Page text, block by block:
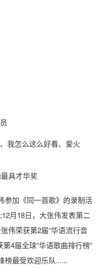
我怎么这么好看、爱火
具才华奖
参加《同一首歌》的录制活
月18日，大张伟发表第二
伟荣获第2届“华语流行音
4届全球“华语歌曲排行榜”
榜最受欢迎乐队......